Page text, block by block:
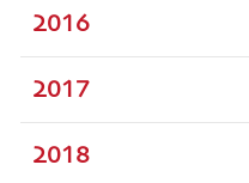
2016
2017
2018